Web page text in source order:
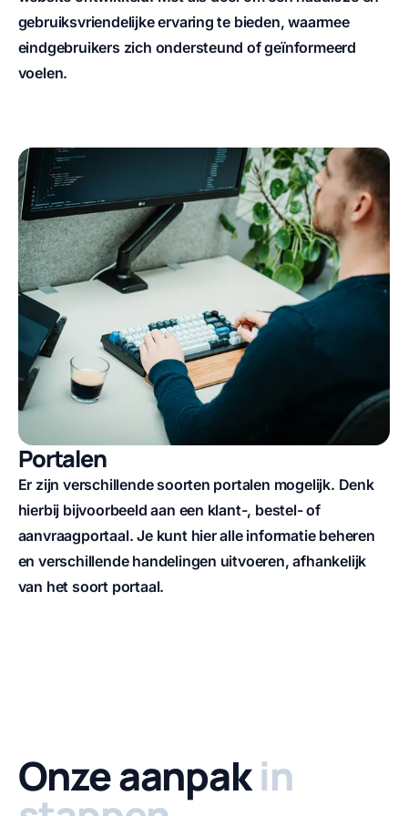
gebruiksvriendelijke ervaring te bieden, waarmee
eindgebruikers zich ondersteund of geïnformeerd
voelen.
Portalen
Er zijn verschillende soorten portalen mogelijk. Denk
hierbij bijvoorbeeld aan een klant-, bestel- of
aanvraagportaal. Je kunt hier alle informatie beheren
en verschillende handelingen uitvoeren, afhankelijk
van het soort portaal.
Onze aanpakin